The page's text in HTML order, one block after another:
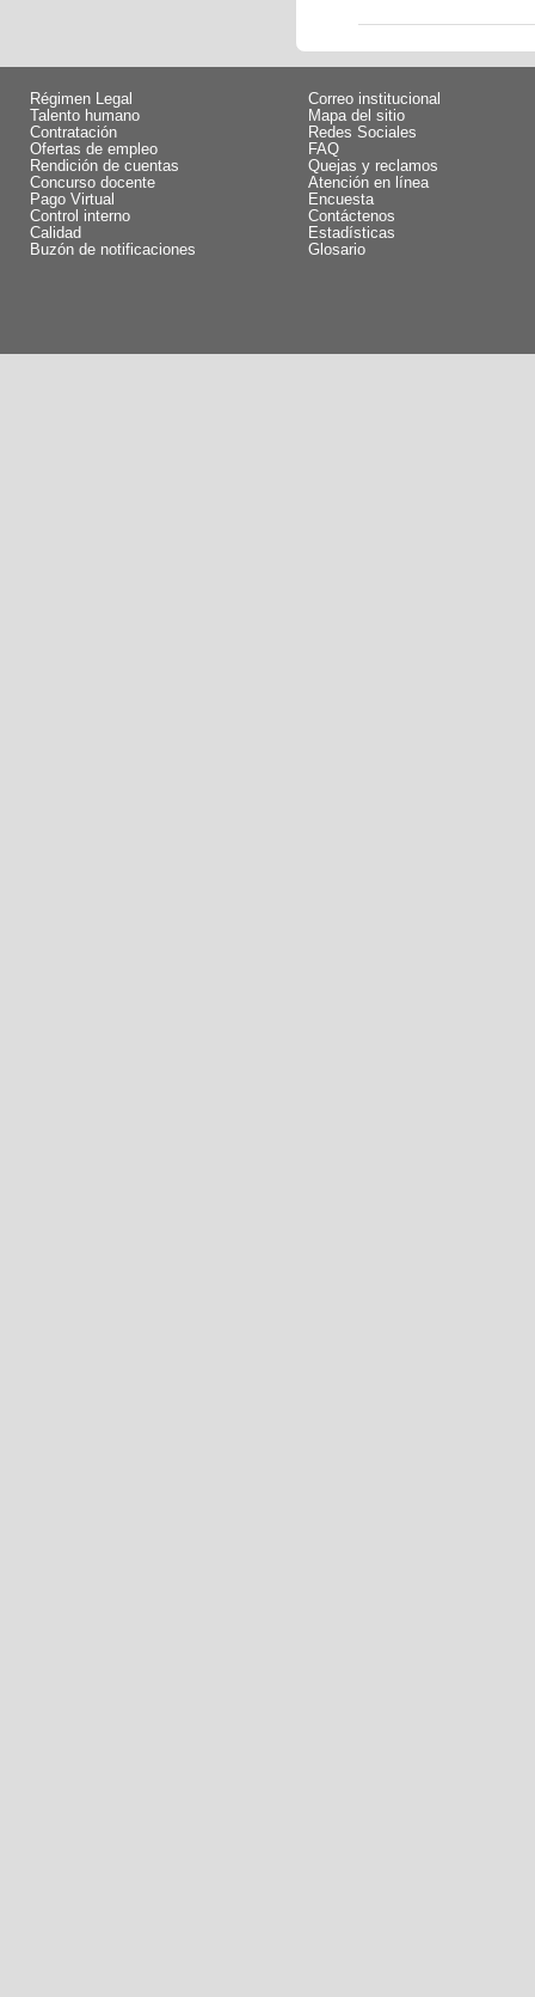
Régimen Legal
Talento humano
Contratación
Ofertas de empleo
Rendición de cuentas
Concurso docente
Pago Virtual
Control interno
Calidad
Buzón de notificaciones
Correo institucional
Mapa del sitio
Redes Sociales
FAQ
Quejas y reclamos
Atención en línea
Encuesta
Contáctenos
Estadísticas
Glosario